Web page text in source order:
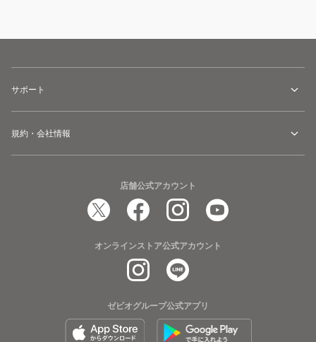
サポート
規約・会社情報
店舗公式アカウント
オンラインストア公式アカウント
ゼビオグループ公式アプリ